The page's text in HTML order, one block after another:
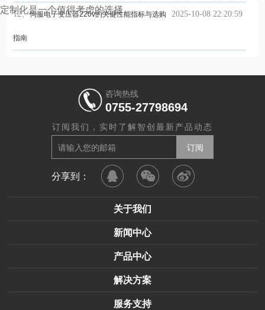
定制化是一个值得考虑的选择。
2025-10-08 22:20:59
12、伺服电子变压器220v的关键性能指标与选购
指南
咨询热线
0755-27798694
订阅我们，实时了解智创最新产品动态
分享到：
关于我们
新闻中心
产品中心
解决方案
服务支持